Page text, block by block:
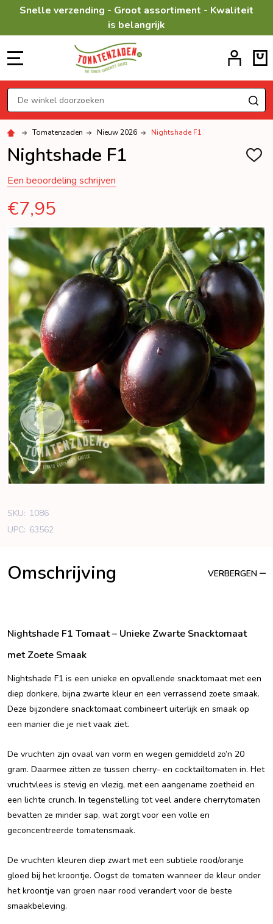
Snelle verzending - Groot assortiment - Kwaliteit
is belangrijk
Zoeken
Tomatenzaden Nieuw 2026 Nightshade F1
Nightshade F1
Een beoordeling schrijven
€7,95
SKU: 1086
UPC: 63562
Omschrijving VERBERGEN
Nightshade F1 Tomaat – Unieke Zwarte Snacktomaat
met Zoete Smaak
Nightshade F1 is een unieke en opvallende snacktomaat met een
diep donkere, bijna zwarte kleur en een verrassend zoete smaak.
Deze bijzondere snacktomaat combineert uiterlijk en smaak op
een manier die je niet vaak ziet.
De vruchten zijn ovaal van vorm en wegen gemiddeld zo’n 20
gram. Daarmee zitten ze tussen cherry- en cocktailtomaten in. Het
vruchtvlees is stevig en vlezig, met een aangename zoetheid en
een lichte crunch. In tegenstelling tot veel andere cherrytomaten
bevatten ze minder sap, wat zorgt voor een volle en
geconcentreerde tomatensmaak.
De vruchten kleuren diep zwart met een subtiele rood/oranje
gloed bij het kroontje. Oogst de tomaten wanneer de kleur onder
het kroontje van groen naar rood verandert voor de beste
smaakbeleving.